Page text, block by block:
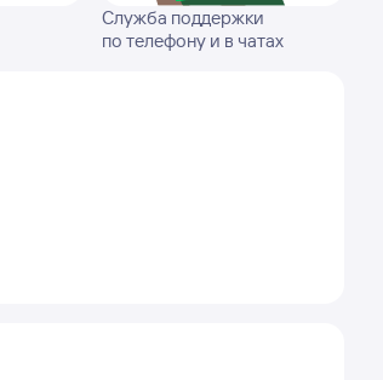
Служба поддержки
по телефону и в чатах